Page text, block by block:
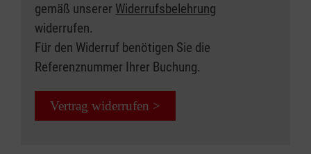
gemäß unserer Widerrufsbelehrung
widerrufen.
Für den Widerruf benötigen Sie die
Referenznummer Ihrer Buchung.
Vertrag widerrufen >